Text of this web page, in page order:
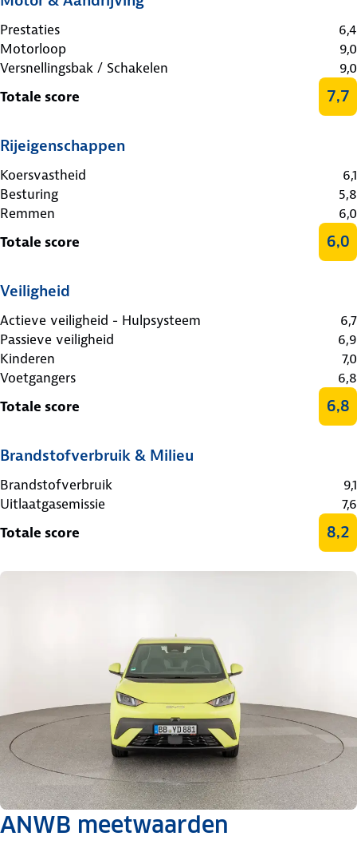
Prestaties
6,4
Motorloop
9,0
Versnellingsbak / Schakelen
9,0
Totale score
7,7
Rijeigenschappen
Koersvastheid
6,1
Besturing
5,8
Remmen
6,0
Totale score
6,0
Veiligheid
Actieve veiligheid - Hulpsysteem
6,7
Passieve veiligheid
6,9
Kinderen
7,0
Voetgangers
6,8
Totale score
6,8
Brandstofverbruik & Milieu
Brandstofverbruik
9,1
Uitlaatgasemissie
7,6
Totale score
8,2
ANWB meetwaarden